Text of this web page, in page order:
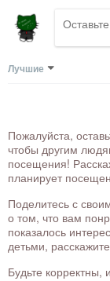
Лучшие
Пожалуйста,
чтобы другим
посещения!
планирует
Поделитесь с
о том, что вам
показалось
детьми,
Будьте